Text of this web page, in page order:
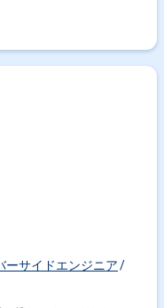
ーサイドエンジニア